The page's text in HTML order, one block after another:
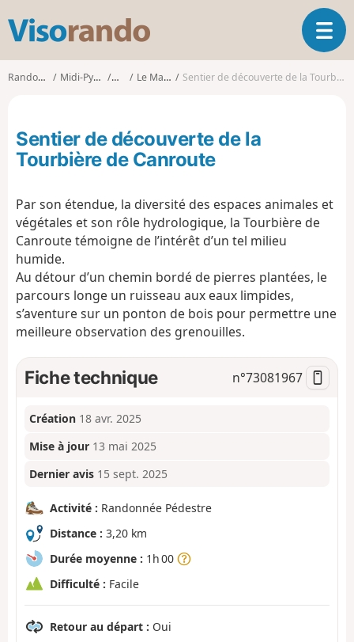
s
o
d
o
O
u
v
i
n
Randonnées Midi-Pyrénées Tarn Le Margnès Sentier de découverte de la Tourbière de Canroute
Sentier de découverte de la
Tourbière de Canroute
Par son étendue, la diversité des espaces animales et
végétales et son rôle hydrologique, la Tourbière de
Canroute témoigne de l’intérêt d’un tel milieu
humide.
Au détour d’un chemin bordé de pierres plantées, le
parcours longe un ruisseau aux eaux limpides,
s’aventure sur un ponton de bois pour permettre une
meilleure observation des grenouilles.
Fiche technique n°73081967
Création 18 avr. 2025
Mise à jour 13 mai 2025
Dernier avis 15 sept. 2025
Activité : Randonnée Pédestre
Distance : 3,20 km
Durée moyenne : 1h 00
Difficulté : Facile
Retour au départ : Oui